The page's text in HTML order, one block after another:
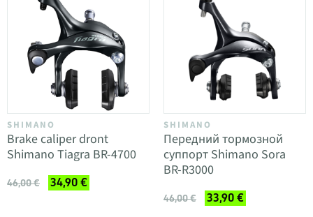
SHIMANO
Brake caliper dront
Shimano Tiagra BR-4700
46,00 € 34,90 €
SHIMANO
Передний тормозной
суппорт Shimano Sora
BR-R3000
46,00 € 33,90 €